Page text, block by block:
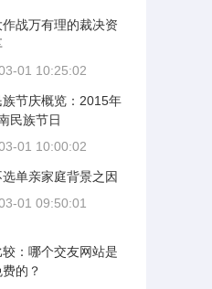
战万有理的裁决资
01 10:25:02
节庆概览：2015年
民族节日
01 10:00:02
单亲家庭背景之因
01 09:50:01
：哪个交友网站是
的？